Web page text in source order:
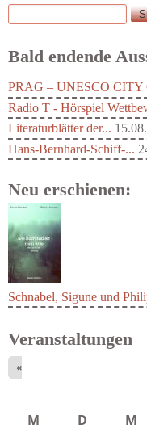
Suchformular
Suche
Bald endende
PRAG – UNESCO CITY
Radio T - Hörspiel
Literaturblätter der...
Hans-Bernhard-Schiff-...
Neu erschienen:
Schnabel, Sigune und
Veranstaltungen
«
M D M